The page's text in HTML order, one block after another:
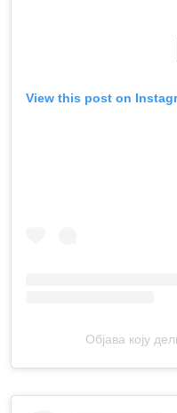
View this post on
Објава коју